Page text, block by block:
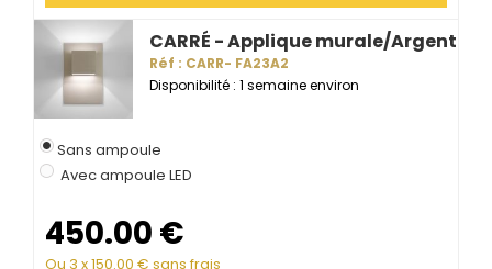
CARRÉ - Applique murale/Argent
Réf : CARR- FA23A2
Disponibilité : 1 semaine environ
Sans ampoule
Avec ampoule LED
450.00 €
Ou 3 x150.00 € sans frais